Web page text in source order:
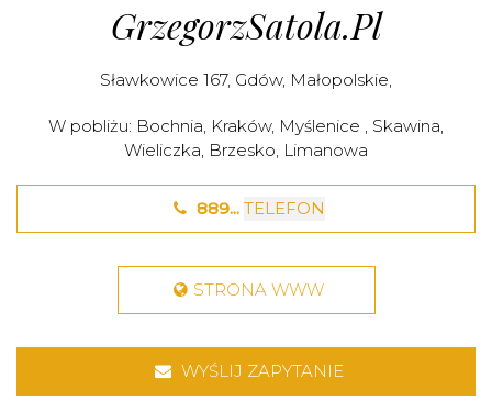
GrzegorzSatola.pl
Sławkowice 167, Gdów, Małopolskie,
W pobliżu: Bochnia, Kraków, Myślenice , Skawina,
Wieliczka, Brzesko, Limanowa
889... TELEFON
STRONA WWW
WYŚLIJ ZAPYTANIE